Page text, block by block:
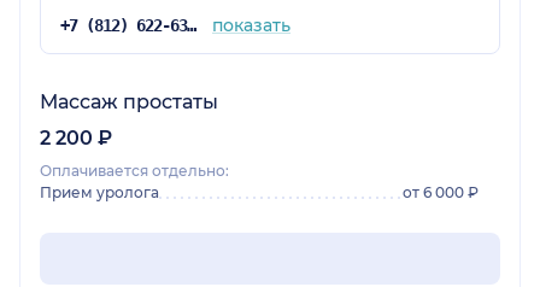
+7 (812) 622-63-41 показать
Массаж простаты
2 200 ₽
Оплачивается отдельно:
Прием уролога
от 6 000 ₽